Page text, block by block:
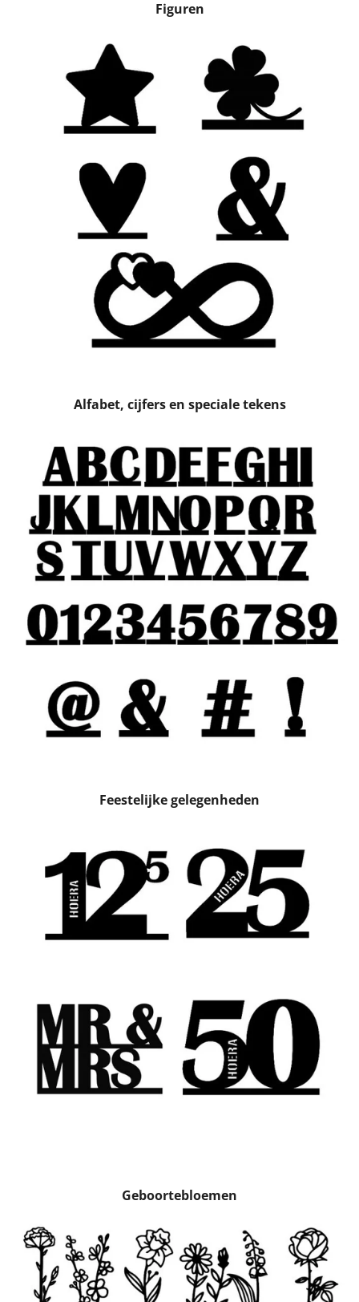
Figuren
Alfabet, cijfers en speciale tekens
Feestelijke gelegenheden
Geboortebloemen